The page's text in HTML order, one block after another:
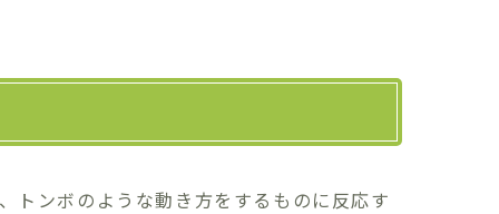
トンボのような動き方をするものに反応す